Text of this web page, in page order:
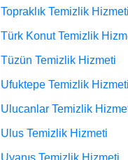
Topraklık Temizlik Hizmeti
Türk Konut Temizlik
Tüzün Temizlik Hizmeti
Ufuktepe Temizlik Hizmeti
Ulucanlar Temizlik
Ulus Temizlik Hizmeti
Uyanış Temizlik Hizmeti